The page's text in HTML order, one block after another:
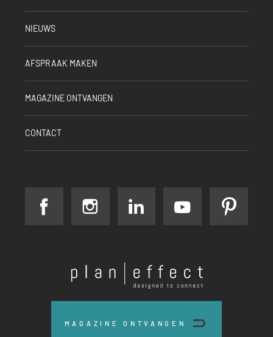
NIEUWS
AFSPRAAK MAKEN
MAGAZINE ONTVANGEN
CONTACT
MAGAZINE ONTVANGEN